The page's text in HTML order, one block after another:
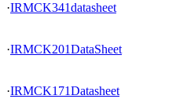
·IRMCK341datasheet
·IRMCK201DataSheet
·IRMCK171Datasheet